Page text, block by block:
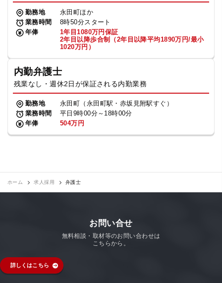
勤務地
永田町ほか
業務時間
8時50分スタート
年俸
1年目1080万円保証
2年目以降歩合制（2年目以降平均1890万円/最小
1020万円）
内勤弁護士
残業なし・週休2日が保証される内勤業務
勤務地
永田町（永田町駅・赤坂見附駅すぐ）
業務時間
平日9時00分～18時00分
年俸
504万円
ホーム 求人採用 弁護士
お問い合せ
無料相談・取材等のお問い合わせは
こちらから。
詳しくはこちら